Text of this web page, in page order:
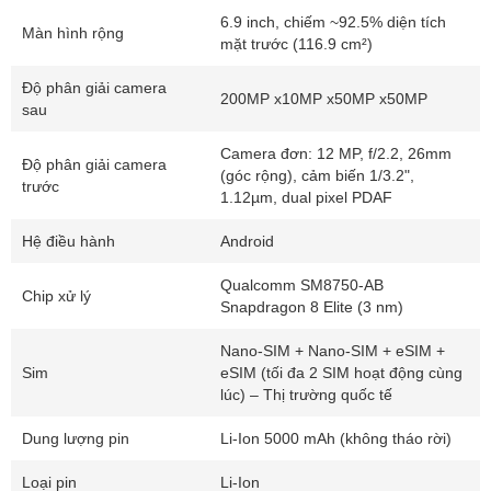
nhưng xứng tầm flagship. Từ fan Samsung đến tín đồ công nghệ
đều mong chờ.
3. Thiết kế sang trọng, khung titan, IP68, bút
3.1. Khung titanium grade 5, mặt kính Armor 2
trong hàng không, y tế, chịu va đập, trầy xước tốt.
Mặt trước, sau Gorilla Armor 2, chống rơi rớt ~2 m?
162.8 x 77.6 x 8.2 mm, nặng 218 g, khá đầm tay.
Viền mỏng, màn hình ~6.9 inch, cầm trên tay vẫn tương đối
gọn.
3.3. Bút S Pen gắn trong thân máy
Màn hình rộng
6.9 inch, chiếm ~92.5% diện tích
mặt trước (116.9 cm²)
Độ phân giải camera
sau
200MP x10MP x50MP x50MP
Độ phân giải camera
trước
Camera đơn: 12 MP, f/2.2, 26mm
(góc rộng), cảm biến 1/3.2",
1.12µm, dual pixel PDAF
Hệ điều hành Android
Chip xử lý
Qualcomm SM8750-AB
Snapdragon 8 Elite (3 nm)
Sim
Nano-SIM + Nano-SIM + eSIM +
eSIM (tối đa 2 SIM hoạt động cùng
lúc) – Thị trường quốc tế
Dung lượng pin Li-Ion 5000 mAh (không tháo rời)
Loại pin Li-Ion